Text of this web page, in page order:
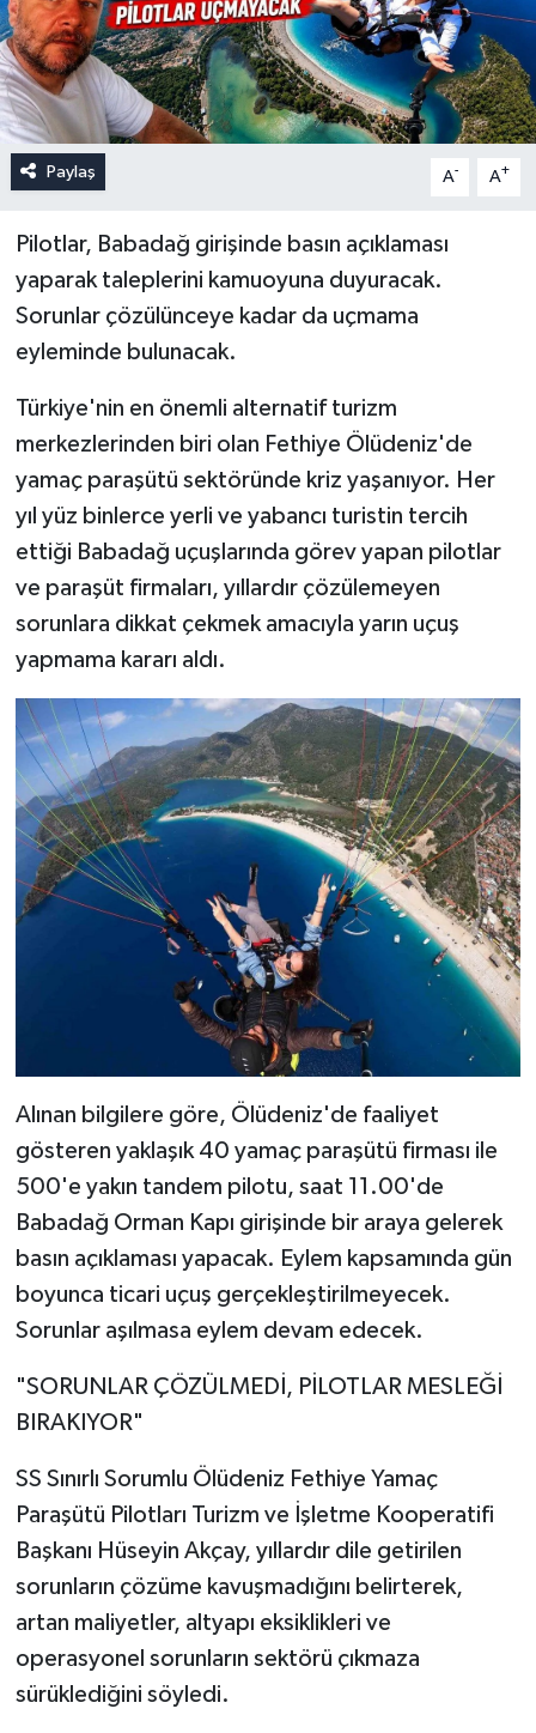
Paylaş A- A+
Pilotlar, Babadağ girişinde basın açıklaması
yaparak taleplerini kamuoyuna duyuracak.
Sorunlar çözülünceye kadar da uçmama
eyleminde bulunacak.
Türkiye'nin en önemli alternatif turizm
merkezlerinden biri olan Fethiye Ölüdeniz'de
yamaç paraşütü sektöründe kriz yaşanıyor. Her
yıl yüz binlerce yerli ve yabancı turistin tercih
ettiği Babadağ uçuşlarında görev yapan pilotlar
ve paraşüt firmaları, yıllardır çözülemeyen
sorunlara dikkat çekmek amacıyla yarın uçuş
yapmama kararı aldı.
Alınan bilgilere göre, Ölüdeniz'de faaliyet
gösteren yaklaşık 40 yamaç paraşütü firması ile
500'e yakın tandem pilotu, saat 11.00'de
Babadağ Orman Kapı girişinde bir araya gelerek
basın açıklaması yapacak. Eylem kapsamında gün
boyunca ticari uçuş gerçekleştirilmeyecek.
Sorunlar aşılmasa eylem devam edecek.
"SORUNLAR ÇÖZÜLMEDİ, PİLOTLAR MESLEĞİ
BIRAKIYOR"
SS Sınırlı Sorumlu Ölüdeniz Fethiye Yamaç
Paraşütü Pilotları Turizm ve İşletme Kooperatifi
Başkanı Hüseyin Akçay, yıllardır dile getirilen
sorunların çözüme kavuşmadığını belirterek,
artan maliyetler, altyapı eksiklikleri ve
operasyonel sorunların sektörü çıkmaza
sürüklediğini söyledi.